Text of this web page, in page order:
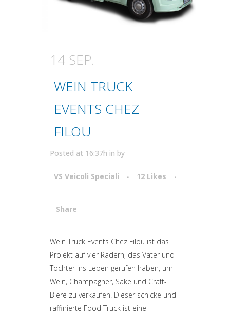
14 SEP.
WEIN TRUCK
EVENTS CHEZ
FILOU
Posted at 16:37h in by
VS Veicoli Speciali 12 Likes
Share
Attiva comando
Wein Truck Events Chez Filou ist das
Projekt auf vier Rädern, das Vater und
Tochter ins Leben gerufen haben, um
Wein, Champagner, Sake und Craft-
Biere zu verkaufen. Dieser schicke und
raffinierte Food Truck ist eine